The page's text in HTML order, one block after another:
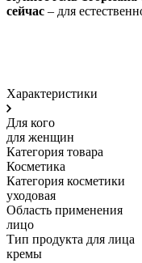
сейчас – для
Характеристики
Для кого
для женщин
Категория товара
Косметика
Категория косметики
уходовая
Область применения
лицо
Тип продукта для лица
кремы